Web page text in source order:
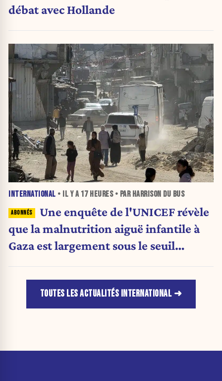
débat avec Hollande
INTERNATIONAL • IL Y A 17 HEURES• PAR HARRISON DU BUS
Une enquête de l'UNICEF révèle
que la malnutrition aiguë infantile à
Gaza est largement sous le seuil
TOUTES LES ACTUALITÉS INTERNATIONAL